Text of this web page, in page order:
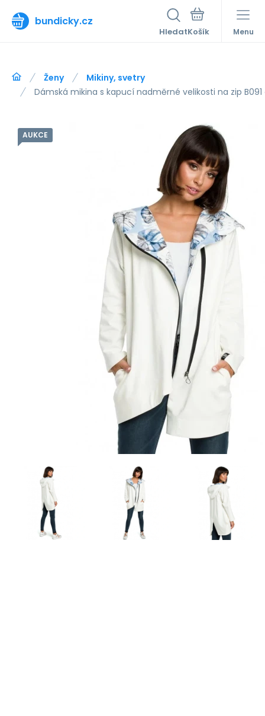
bundicky.cz
Hledat Menu
Ženy
Mikiny, svetry
Dámská mikina s kapucí nadměrné velikosti na zip
AUKCE